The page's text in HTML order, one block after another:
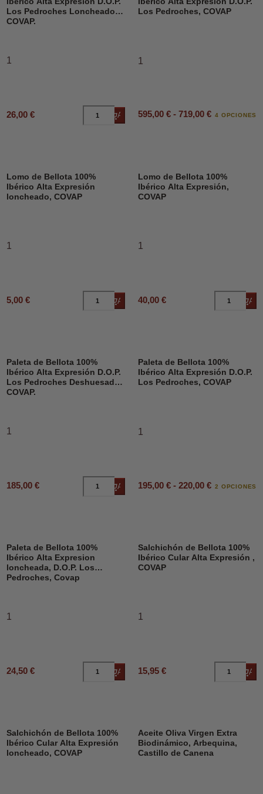
Los Pedroches Loncheado,
COVAP.
1
26,00 € Añadir al carrito
Los Pedroches, COVAP
1
595,00 € - 719,00 € 4 OPCIONES
Lomo de Bellota 100%
Ibérico Alta Expresión
loncheado, COVAP
1
5,00 € Añadir al carrito
Lomo de Bellota 100%
Ibérico Alta Expresión,
COVAP
1
40,00 €
Paleta de Bellota 100%
Ibérico Alta Expresión D.O.P.
Los Pedroches Deshuesado,
COVAP.
1
185,00 € Añadir al carrito
Paleta de Bellota 100%
Ibérico Alta Expresión D.O.P.
Los Pedroches, COVAP
1
195,00 € - 220,00 € 2 OPCIONES
Paleta de Bellota 100%
Ibérico Alta Expresion
loncheada, D.O.P. Los
Pedroches, Covap
1
24,50 € Añadir al carrito
Salchichón de Bellota 100%
Ibérico Cular Alta Expresión ,
COVAP
1
15,95 €
Salchichón de Bellota 100%
Ibérico Cular Alta Expresión
loncheado, COVAP
DESCUENTO
Aceite Oliva Virgen Extra
Biodinámico, Arbequina,
Castillo de Canena